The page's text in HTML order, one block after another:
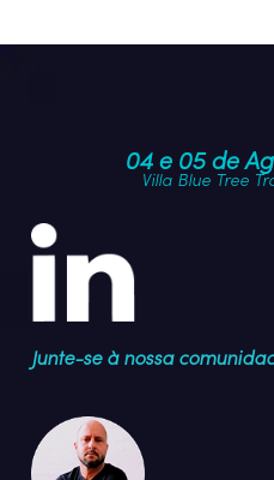
04 e 05 de
Villa Blue Tree
Junte-se à nossa